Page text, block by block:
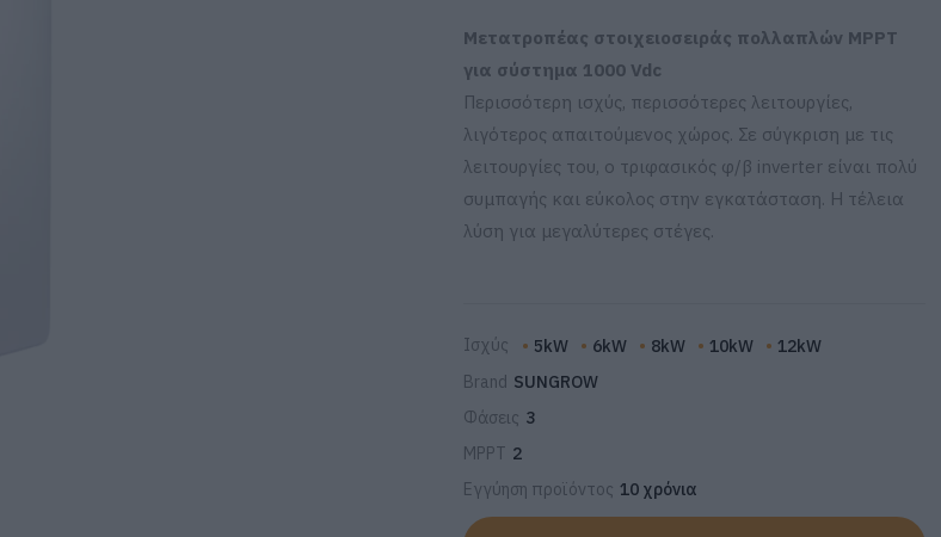
Μετατροπέας στοιχειοσειράς πολλαπλών MPPT
για σύστημα 1000 Vdc
Περισσότερη ισχύς, περισσότερες λειτουργίες,
λιγότερος απαιτούμενος χώρος. Σε σύγκριση με τις
λειτουργίες του, ο τριφασικός φ/β inverter είναι πολύ
συμπαγής και εύκολος στην εγκατάσταση. Η τέλεια
λύση για μεγαλύτερες στέγες.
Ισχύς 5kW 6kW 8kW 10kW
12kW
Brand SUNGROW
Φάσεις 3
MPPT 2
Εγγύηση προϊόντος 10 χρόνια